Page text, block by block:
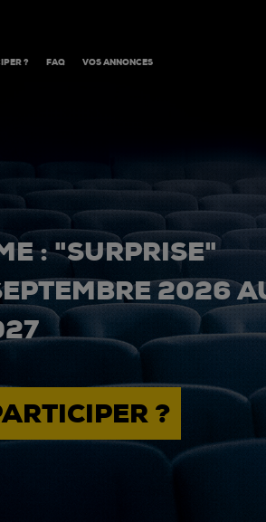
? FAQ VOS ANNONCES
: "SURPRISE"
2026
?